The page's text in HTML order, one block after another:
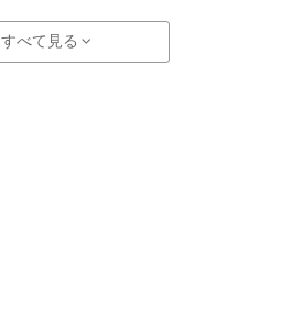
すべて見る